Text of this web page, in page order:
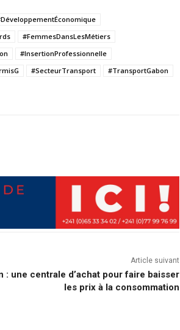
#FemmesDansLesMétiers
#InsertionProfessionnelle
#SecteurTransport
#TransportGabon
Article suivant
: une centrale d’achat pour faire baisser
les prix à la consommation